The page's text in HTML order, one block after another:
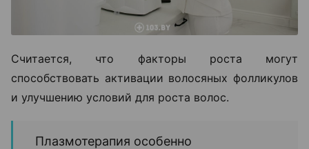
Считается, что факторы роста могут
способствовать активации волосяных фолликулов
и улучшению условий для роста волос.
Плазмотерапия особенно